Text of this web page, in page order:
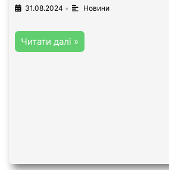
31.08.2024 • Новини
Читати далі »